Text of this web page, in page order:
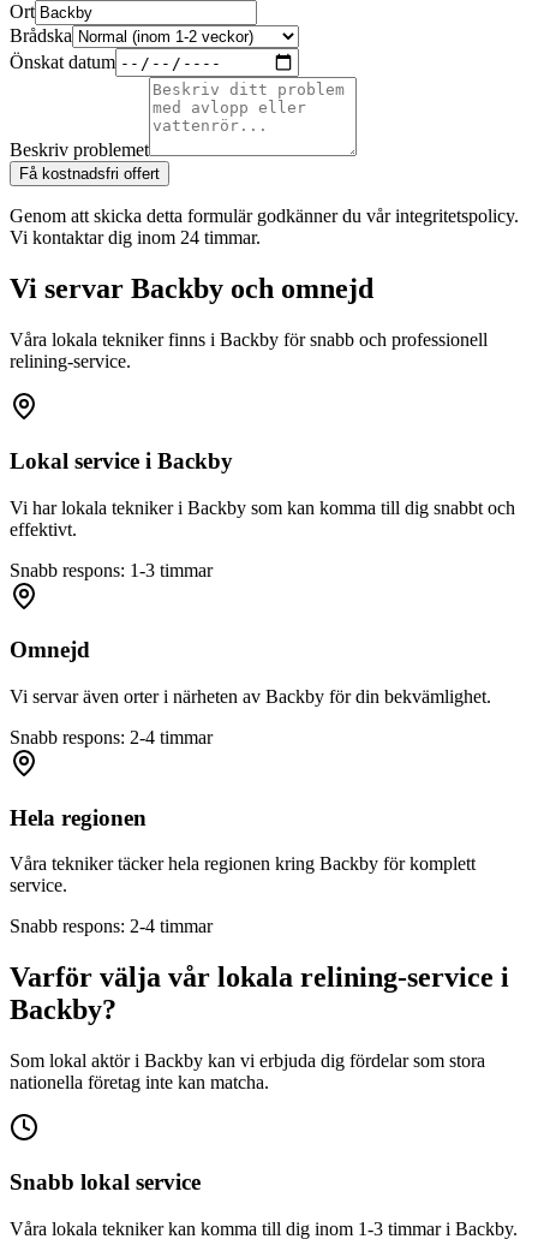
Ort
Brådska
Önskat datum
Beskriv problemet
Få kostnadsfri offert
Genom att skicka detta formulär godkänner du vår integritetspolicy.
Vi kontaktar dig inom 24 timmar.
Vi servar Backby och omnejd
Våra lokala tekniker finns i Backby för snabb och professionell
relining-service.
Lokal service i Backby
Vi har lokala tekniker i Backby som kan komma till dig snabbt och
effektivt.
Snabb respons: 1-3 timmar
Omnejd
Vi servar även orter i närheten av Backby för din bekvämlighet.
Snabb respons: 2-4 timmar
Hela regionen
Våra tekniker täcker hela regionen kring Backby för komplett
service.
Snabb respons: 2-4 timmar
Varför välja vår lokala relining-service i
Backby?
Som lokal aktör i Backby kan vi erbjuda dig fördelar som stora
nationella företag inte kan matcha.
Snabb lokal service
Våra lokala tekniker kan komma till dig inom 1-3 timmar i Backby.